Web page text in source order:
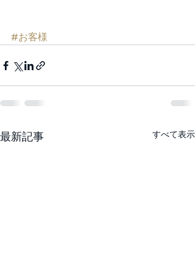
#お客様
最新記事 すべて表示